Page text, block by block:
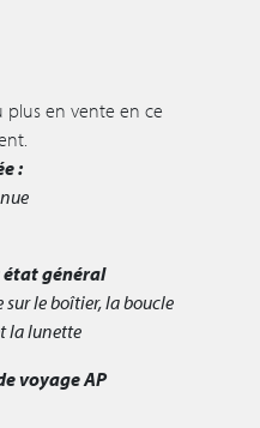
plus en vente en ce
:
état général
sur le boîtier, la boucle
la lunette
voyage AP